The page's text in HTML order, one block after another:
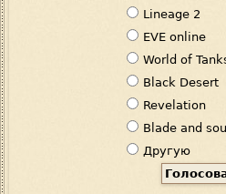
а
р
и
а
н
т
ы
Lineage 2
EVE online
World of
Black Desert
Revelation
Blade and soul
Другую